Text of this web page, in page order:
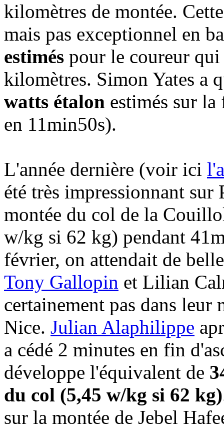
kilomètres de montée.
mais pas exceptionnel en
estimés pour le coureur qui
kilomètres. Simon Yates a
watts étalon estimés sur
en 11min50s).
L'année dernière (voir ici
été très impressionnant
montée du col de la
w/kg si 62 kg) pendant
février, on attendait de
Tony Gallopin et Lilian
certainement pas dans
Nice. Julian Alaphilippe
a cédé 2 minutes en fin
développe l'équivalent de
du col (5,45 w/kg si 62 kg)
sur la montée de Jebel